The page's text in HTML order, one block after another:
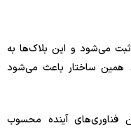
می‌شود و این بلاک‌ها به
همین ساختار باعث می‌شود
فناوری‌های آینده محسوب